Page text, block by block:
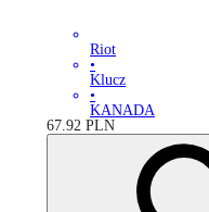
Riot
•
Klucz
•
KANADA
67.92 PLN